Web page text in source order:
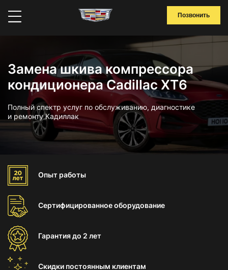
Позвонить
Замена шкива компрессора
кондиционера Cadillac XT6
Полный спектр услуг по обслуживанию, диагностике
и ремонту Кадиллак
Опыт работы
Сертифицированноеоборудование
Гарантиядо 2 лет
Скидки постоянным клиентам